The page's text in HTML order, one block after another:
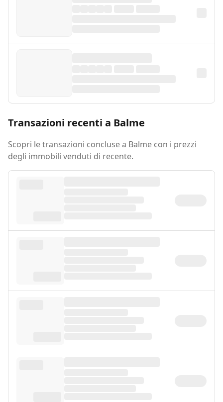
Transazioni recenti a Balme
Scopri le transazioni concluse a Balme con i prezzi
degli immobili venduti di recente.